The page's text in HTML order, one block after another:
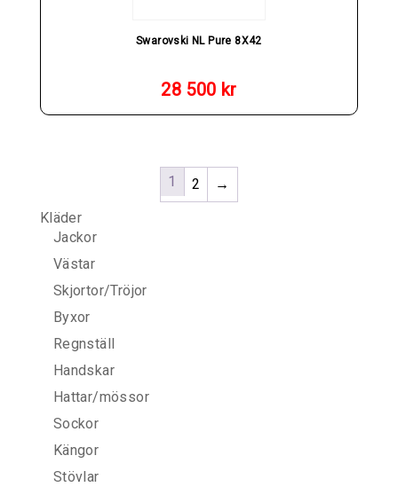
Swarovski NL Pure 8X42
28 500 kr
1 2
→
Kläder
Jackor
Västar
Skjortor/Tröjor
Byxor
Regnställ
Handskar
Hattar/mössor
Sockor
Kängor
Stövlar